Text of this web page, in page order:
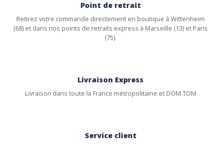
Point de retrait
Retirez votre commande directement en boutique à Wittenheim
(68) et dans nos points de retraits express à Marseille (13) et Paris
(75).
Livraison Express
Livraison dans toute la France métropolitaine et DOM TOM
Service client